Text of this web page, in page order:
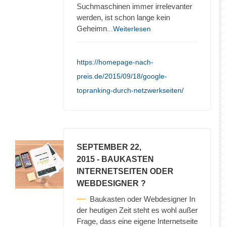
Suchmaschinen immer irrelevanter
werden, ist schon lange kein
Geheimn ...Weiterlesen
https://homepage-nach-
preis.de/2015/09/18/google-
topranking-durch-netzwerkseiten/
SEPTEMBER 22,
2015 - BAUKASTEN
INTERNETSEITEN ODER
WEBDESIGNER ?
Baukasten oder Webdesigner In
der heutigen Zeit steht es wohl außer
Frage, dass eine eigene Internetseite